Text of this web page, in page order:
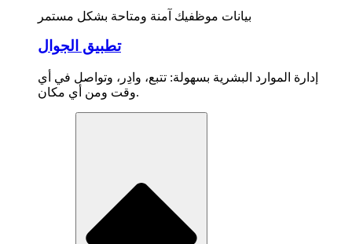
بيانات موظفيك آمنة ومتاحة بشكل مستمر
تطبيق الجوال
إدارة الموارد البشرية بسهولة: تتبع، وادِر، وتواصل في أي
وقت ومن أي مكان.